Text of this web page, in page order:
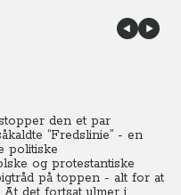
den et par
“Fredslinie” - en
politiske
og protestantiske
på toppen - alt for at